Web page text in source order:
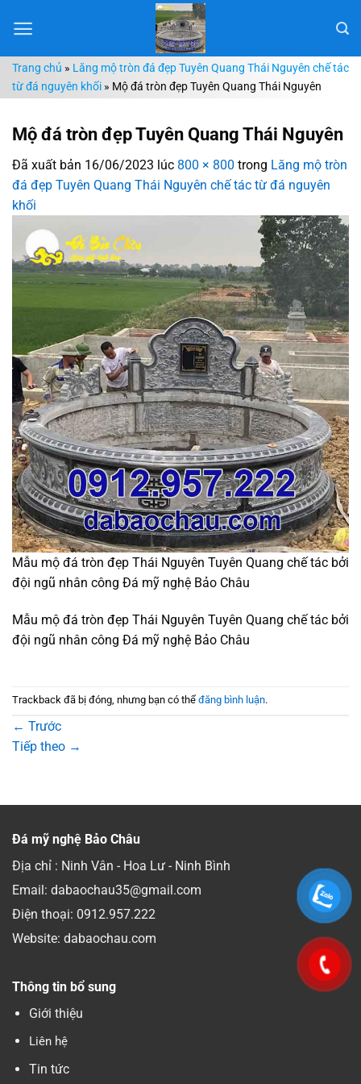
đến
dungTrang chủ » Lăng mộ tròn đá đẹp Tuyên Quang Thái Nguyên chế tác
từ đá nguyên khối » Mộ đá tròn đẹp Tuyên Quang Thái Nguyên
Mộ đá tròn đẹp Tuyên Quang Thái Nguyên
Đã xuất bản 16/06/2023 lúc 800 × 800 trong Lăng mộ tròn
đá đẹp Tuyên Quang Thái Nguyên chế tác từ đá nguyên
khối
Mẫu mộ đá tròn đẹp Thái Nguyên Tuyên Quang chế tác bởi
đội ngũ nhân công Đá mỹ nghệ Bảo Châu
Mẫu mộ đá tròn đẹp Thái Nguyên Tuyên Quang chế tác bởi
đội ngũ nhân công Đá mỹ nghệ Bảo Châu
Trackback đã bị đóng, nhưng bạn có thể đăng bình luận.
← Trước
Tiếp theo →
Đá mỹ nghệ Bảo Châu
Địa chỉ : Ninh Vân - Hoa Lư - Ninh Bình
Email: dabaochau35@gmail.com
Điện thoại: 0912.957.222
Website: dabaochau.com
Thông tin bổ sung
Giới thiệu
Liên hệ
Tin tức